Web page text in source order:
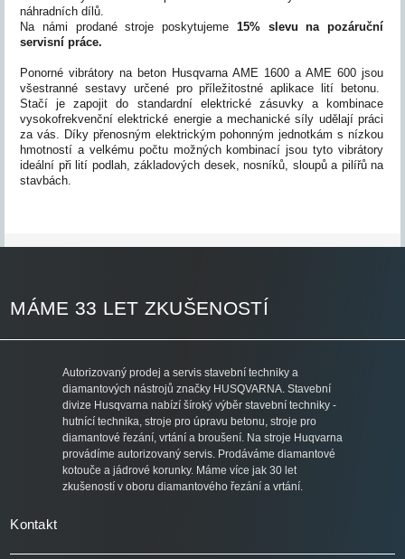
náhradních dílů.
Na námi prodané stroje poskytujeme 15% slevu na pozáruční
servisní práce.
Ponorné vibrátory na beton Husqvarna AME 1600 a AME 600 jsou
všestranné sestavy určené pro příležitostné aplikace lití betonu.
Stačí je zapojit do standardní elektrické zásuvky a kombinace
vysokofrekvenční elektrické energie a mechanické síly udělají práci
za vás. Díky přenosným elektrickým pohonným jednotkám s nízkou
hmotností a velkému počtu možných kombinací jsou tyto vibrátory
ideální při lití podlah, základových desek, nosníků, sloupů a pilířů na
stavbách.
MÁME 33 LET ZKUŠENOSTÍ
Autorizovaný prodej a servis stavební techniky a
diamantových nástrojů značky HUSQVARNA. Stavební
divize Husqvarna nabízí šíroký výběr stavební techniky -
hutnící technika, stroje pro úpravu betonu, stroje pro
diamantové řezání, vrtání a broušení. Na stroje Huqvarna
provádíme autorizovaný servis. Prodáváme diamantové
kotouče a jádrové korunky. Máme více jak 30 let
zkušeností v oboru diamantového řezání a vrtání.
Kontakt